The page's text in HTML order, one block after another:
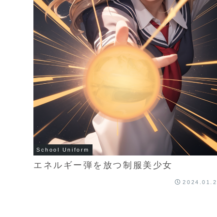
School Uniform
エネルギー弾を放つ制服美少女